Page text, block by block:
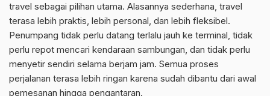
travel sebagai pilihan utama. Alasannya sederhana, travel
terasa lebih praktis, lebih personal, dan lebih fleksibel.
Penumpang tidak perlu datang terlalu jauh ke terminal, tidak
perlu repot mencari kendaraan sambungan, dan tidak perlu
menyetir sendiri selama berjam jam. Semua proses
perjalanan terasa lebih ringan karena sudah dibantu dari awal
pemesanan hingga pengantaran.